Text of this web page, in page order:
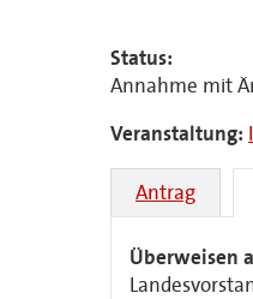
Status:
Annahme mit
Veranstaltung:
Antrag
Überweisen